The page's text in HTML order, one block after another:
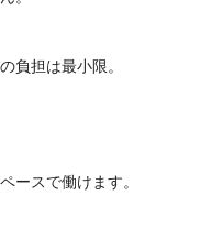
負担は最小限。
ースで働けます。